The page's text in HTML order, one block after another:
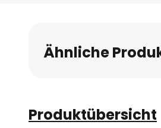
Bildgalerie
springen
Ähnliche
Produktübersicht